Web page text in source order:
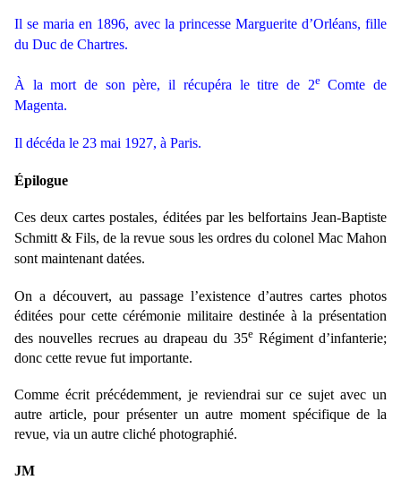
Il se maria en 1896, avec la princesse Marguerite d’Orléans, fille
du Duc de Chartres.
À la mort de son père, il récupéra le titre de 2eComte de
Magenta.
Il décéda le 23 mai 1927, à Paris.
Épilogue
Ces deux cartes postales, éditées par les belfortains Jean-Baptiste
Schmitt & Fils,de la revue sous les ordres du colonel Mac Mahon
sont maintenant datées.
On a découvert, au passage l’existence d’autres cartes photos
éditées pour cette cérémonie militaire destinée à la présentation
des nouvelles recrues au drapeau du 35eRégiment d’infanterie;
donc cette revue fut importante.
Comme écrit précédemment, je reviendrai sur ce sujet avec un
autre article, pour présenter un autre moment spécifique de la
revue, via un autre cliché photographié.
JM